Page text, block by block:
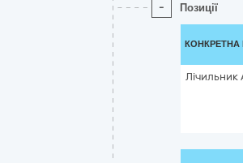
- Позиції
КОНКРЕТНА
Лічильник